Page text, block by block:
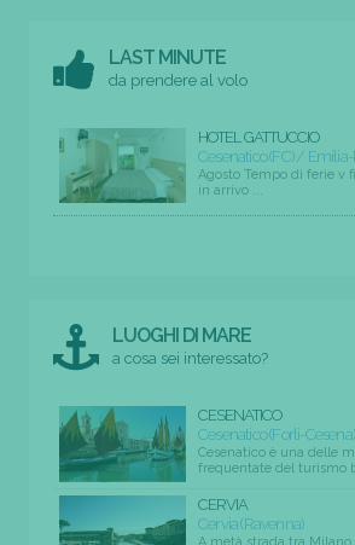
LAST MINUTE
da prendere al volo
HOTEL GATTUCCIO
Cesenatico (FC) /
Agosto Tempo di ferie v
in arrivo ...
LUOGHI DI MARE
a cosa sei interessato?
CESENATICO
Cesenatico (Forli-Cesena)
Cesenatico è una delle
frequentate del turismo
CERVIA
Cervia (Ravenna)